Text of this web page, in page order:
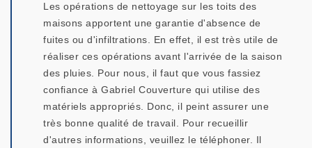
Les opérations de nettoyage sur les toits des
maisons apportent une garantie d'absence de
fuites ou d'infiltrations. En effet, il est très utile de
réaliser ces opérations avant l'arrivée de la saison
des pluies. Pour nous, il faut que vous fassiez
confiance à Gabriel Couverture qui utilise des
matériels appropriés. Donc, il peint assurer une
très bonne qualité de travail. Pour recueillir
d'autres informations, veuillez le téléphoner. Il